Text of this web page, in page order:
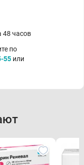
48 часов
по
55 или